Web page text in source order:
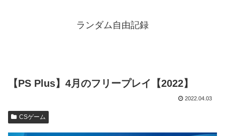
ランダム自由記録
【PS Plus】4月のフリープレイ【2022】
2022.04.03
CSゲーム